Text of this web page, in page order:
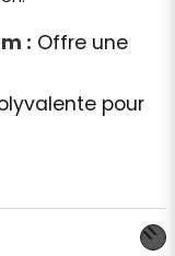
: Offre une
pour
avoir un stylo